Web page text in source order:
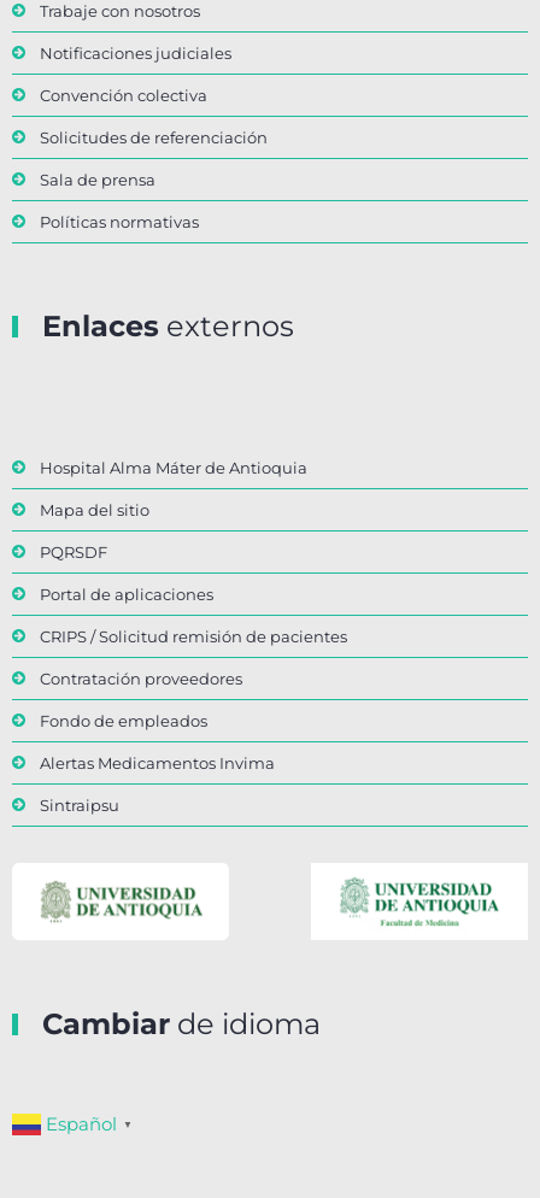
Trabaje con nosotros
Notificaciones judiciales
Convención colectiva
Solicitudes de referenciación
Sala de prensa
Políticas normativas
Enlaces externos
Hospital Alma Máter de Antioquia
Mapa del sitio
PQRSDF
Portal de aplicaciones
CRIPS / Solicitud remisión de pacientes
Contratación proveedores
Fondo de empleados
Alertas Medicamentos Invima
Sintraipsu
Cambiar de idioma
Español ▼